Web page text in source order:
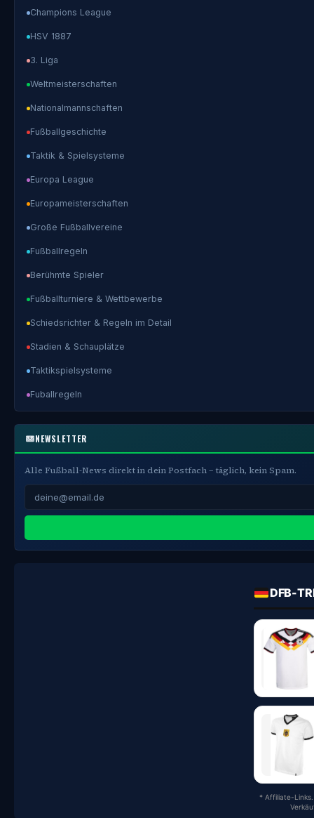
Champions League
HSV 1887
3. Liga
Weltmeisterschaften
Nationalmannschaften
Fußballgeschichte
Taktik & Spielsysteme
Europa League
Europameisterschaften
Große Fußballvereine
Fußballregeln
Berühmte Spieler
Fußballturniere & Wettbewerbe
Schiedsrichter & Regeln im Detail
Stadien & Schauplätze
Taktikspielsysteme
Fuballregeln
NEWSLETTER
Alle Fußball-News direkt in dein Postfach – täglich, kein Spam.
DFB-
* Affiliate-